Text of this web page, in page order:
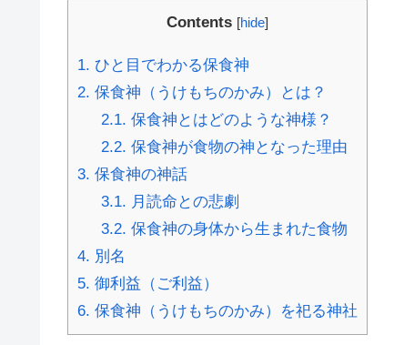
Contents [hide]
1. ひと目でわかる保食神
2. 保食神（うけもちのかみ）とは？
2.1. 保食神とはどのような神様？
2.2. 保食神が食物の神となった理由
3. 保食神の神話
3.1. 月読命との悲劇
3.2. 保食神の身体から生まれた食物
4. 別名
5. 御利益（ご利益）
6. 保食神（うけもちのかみ）を祀る神社